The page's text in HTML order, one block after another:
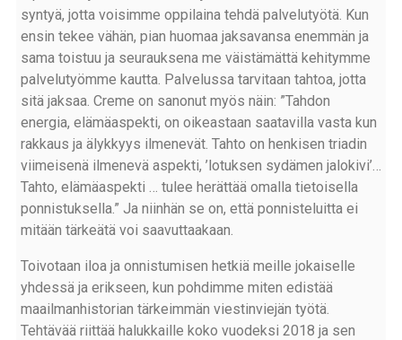
syntyä, jotta voisimme oppilaina tehdä palvelutyötä. Kun
ensin tekee vähän, pian huomaa jaksavansa enemmän ja
sama toistuu ja seurauksena me väistämättä kehitymme
palvelutyömme kautta. Palvelussa tarvitaan tahtoa, jotta
sitä jaksaa. Creme on sanonut myös näin: ”Tahdon
energia, elämäaspekti, on oikeastaan saatavilla vasta kun
rakkaus ja älykkyys ilmenevät. Tahto on henkisen triadin
viimeisenä ilmenevä aspekti, ’lotuksen sydämen jalokivi’…
Tahto, elämäaspekti … tulee herättää omalla tietoisella
ponnistuksella.” Ja niinhän se on, että ponnisteluitta ei
mitään tärkeätä voi saavuttaakaan.
Toivotaan iloa ja onnistumisen hetkiä meille jokaiselle
yhdessä ja erikseen, kun pohdimme miten edistää
maailmanhistorian tärkeimmän viestinviejän työtä.
Tehtävää riittää halukkaille koko vuodeksi 2018 ja sen